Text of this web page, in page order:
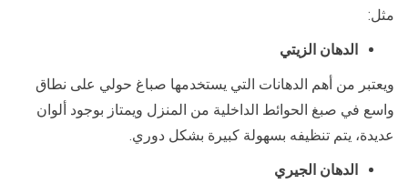
مثل:
الدهان الزيتي
ويعتبر من أهم الدهانات التي يستخدمها صباغ حولي على نطاق
واسع في صبغ الحوائط الداخلية من المنزل ويمتاز بوجود ألوان
عديدة، يتم تنظيفه بسهولة كبيرة بشكل دوري.
الدهان الجيري